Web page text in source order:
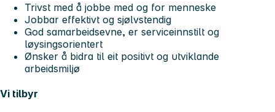
Trivst med å jobbe med og for menneske
Jobbar effektivt og sjølvstendig
God samarbeidsevne, er serviceinnstilt og
løysingsorientert
Ønsker å bidra til eit positivt og utviklande
arbeidsmiljø
Vi tilbyr